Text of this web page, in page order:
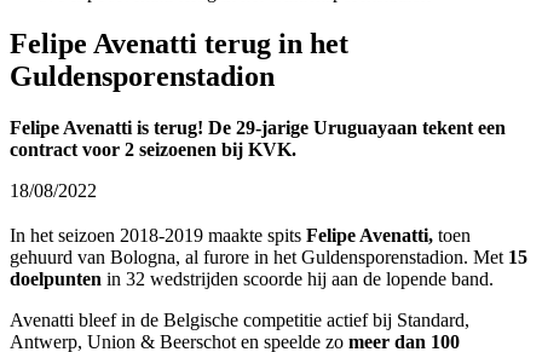
Felipe Avenatti terug in het
Guldensporenstadion
Felipe Avenatti is terug! De 29-jarige Uruguayaan tekent een
contract voor 2 seizoenen bij KVK.
18/08/2022
In het seizoen 2018-2019 maakte spits Felipe Avenatti, toen
gehuurd van Bologna, al furore in het Guldensporenstadion. Met 15
doelpunten in 32 wedstrijden scoorde hij aan de lopende band.
Avenatti bleef in de Belgische competitie actief bij Standard,
Antwerp, Union & Beerschot en speelde zo meer dan 100